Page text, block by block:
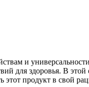
и
для здоровья. В
продукт в свой